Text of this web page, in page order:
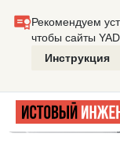
Главная